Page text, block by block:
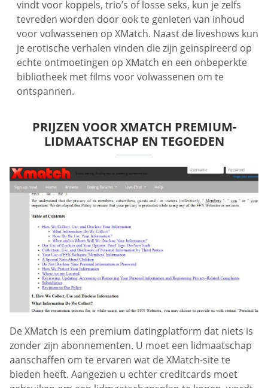
vindt voor koppels, trio’s of losse seks, kun je zelfs
tevreden worden door ook te genieten van inhoud
voor volwassenen op XMatch. Naast de liveshows kun
je erotische verhalen vinden die zijn geïnspireerd op
echte ontmoetingen op XMatch en een onbeperkte
bibliotheek met films voor volwassenen om te
ontspannen.
PRIJZEN VOOR XMATCH PREMIUM-
LIDMAATSCHAP EN TEGOEDEN
De XMatch is een premium datingplatform dat niets is
zonder zijn abonnementen. U moet een lidmaatschap
aanschaffen om te ervaren wat de XMatch-site te
bieden heeft. Aangezien u echter creditcards moet